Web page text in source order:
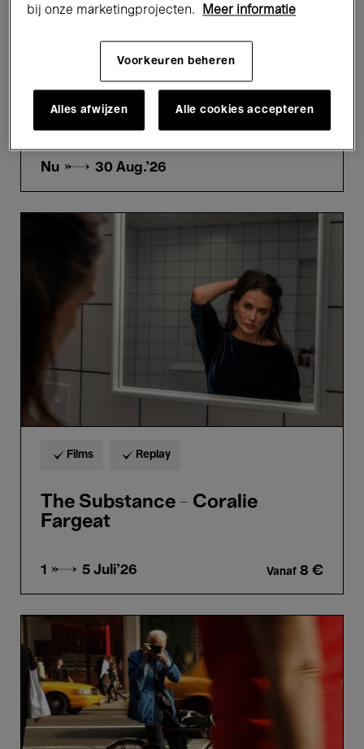
Film in Bozar deze zomer
Nu → 30 Aug.'26
Films Replay
The Substance - Coralie
Fargeat
1 → 5 Juli'26 Vanaf 8 €
Cunningham
New
York
Richard
Press
bij onze marketingprojecten.
Meer informatie
Voorkeuren beheren
Alles afwijzen Alle cookies accepteren